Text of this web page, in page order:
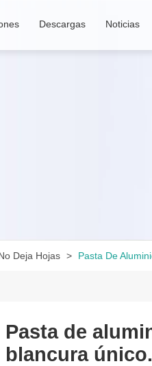
Descargas Noticias
Deja Hojas Pasta De
Pasta de
blancura único.